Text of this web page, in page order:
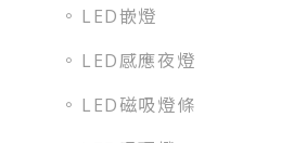
LED嵌燈
LED感應夜燈
LED磁吸燈條